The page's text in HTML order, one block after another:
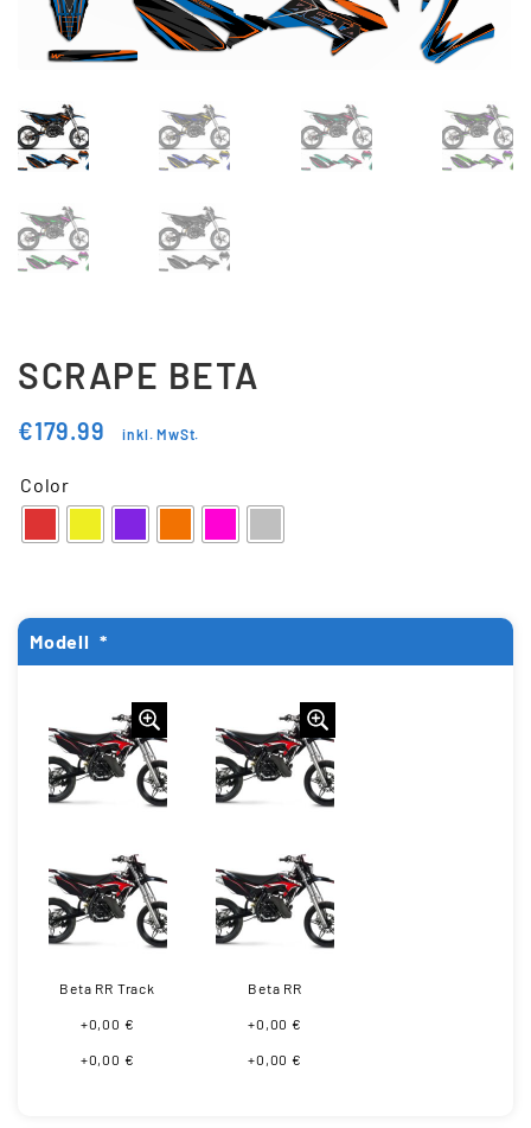
Updraft Central
Warenkorb
Widerrufsbelehrung
Wunschliste
SCRAPE BETA
€179.99 inkl. MwSt.
Color
Modell *
Beta RR Track
+0,00 €
+0,00 €
Beta RR
+0,00 €
+0,00 €